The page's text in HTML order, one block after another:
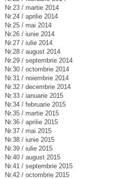
Nr.23 / martie 2014
Nr.24 / aprilie 2014
Nr.25 / mai 2014
Nr.26 / iunie 2014
Nr.27 / iulie 2014
Nr.28 / august 2014
Nr.29 / septembrie 2014
Nr.30 / octombrie 2014
Nr.31 / noiembrie 2014
Nr.32 / decembrie 2014
Nr.33 / ianuarie 2015
Nr.34 / februarie 2015
Nr.35 / martie 2015
Nr.36 / aprilie 2015
Nr.37 / mai 2015
Nr.38 / iunie 2015
Nr.39 / iulie 2015
Nr.40 / august 2015
Nr.41 / septembrie 2015
Nr.42 / octombrie 2015